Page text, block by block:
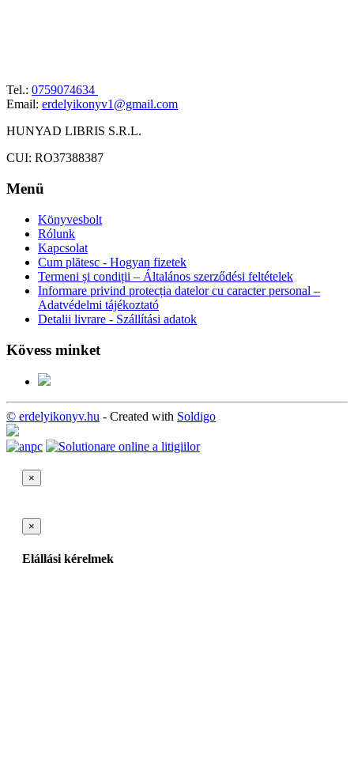
Tel.: 0759074634
Email: erdelyikonyv1@gmail.com
HUNYAD LIBRIS S.R.L.
CUI: RO37388387
Menü
Könyvesbolt
Rólunk
Kapcsolat
Cum plătesc - Hogyan fizetek
Termeni și condiții – Általános szerződési feltételek
Informare privind protecția datelor cu caracter personal –
Adatvédelmi tájékoztató
Detalii livrare - Szállítási adatok
Kövess minket
© erdelyikonyv.hu - Created with Soldigo
×
×
Elállási kérelmek